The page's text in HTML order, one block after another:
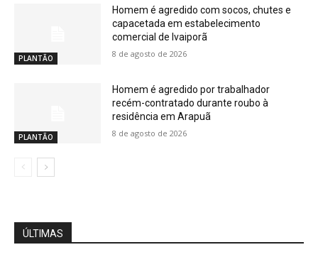
PLANTÃO
Homem é agredido com socos, chutes e
capacetada em estabelecimento
comercial de Ivaiporã
8 de agosto de 2026
PLANTÃO
Homem é agredido por trabalhador
recém-contratado durante roubo à
residência em Arapuã
8 de agosto de 2026
ÚLTIMAS